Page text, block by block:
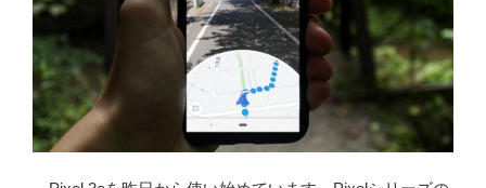
て
み
て
の
レ
ビ